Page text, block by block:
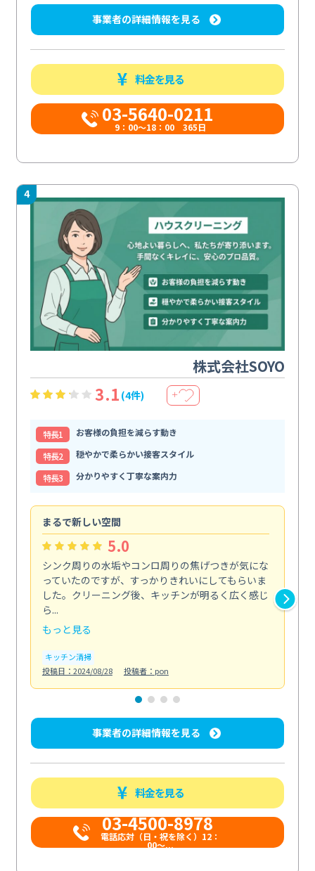
事業者の詳細情報を見る
料金を見る
03-5640-0211
9：00～18：00 365日
4
株式会社SOYO
3.1 (4件) ＋
特⻑1
お客様の負担を減らす動き
特⻑2
穏やかで柔らかい接客スタイル
特⻑3
分かりやすく丁寧な案内力
まるで新しい空間
5.0
シンク周りの水垢やコンロ周りの焦げつきが気にな
っていたのですが、すっかりきれいにしてもらいま
した。クリーニング後、キッチンが明るく広く感じ
ら...
もっと見る
キッチン清掃
投稿日：2024/08/28
投稿者：pon
事業者の詳細情報を見る
料金を見る
03-4500-8978
電話応対（日・祝を除く）12：
00～...